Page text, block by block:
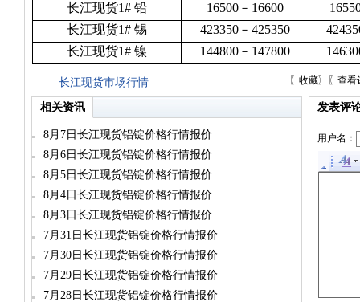
长江现货1# 铅
16500－16600
长江现货1# 锡
423350－425350
长江现货1# 镍
144800－147800
长江现货市场行情 〖 收藏〗〖 查看
相关资讯
8月7日长江现货铝锭价格行情报价
8月6日长江现货铝锭价格行情报价
8月5日长江现货铝锭价格行情报价
8月4日长江现货铝锭价格行情报价
8月3日长江现货铝锭价格行情报价
7月31日长江现货铝锭价格行情报价
7月30日长江现货铝锭价格行情报价
7月29日长江现货铝锭价格行情报价
7月28日长江现货铝锭价格行情报价
发表评
用户名：